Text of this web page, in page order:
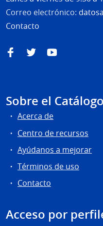
Correo electrónico:
Contacto
FacebookTwitterYouTube
Sobre el Catálogo
Acerca de
Centro de recursos
Ayúdanos a mejorar
Términos de uso
Contacto
Acceso por